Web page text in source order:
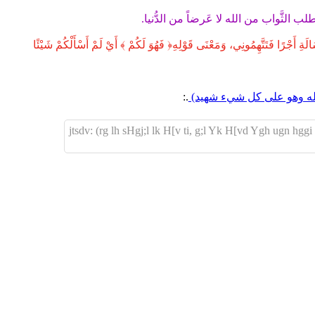
الثَّواب من الله لا عَرضاً من الدُّنيا.
أَجْرًا فَتَتَّهِمُونِي، وَمَعْنَى قَوْلِهِ﴿ فَهُوَ لَكُمْ ﴾ أَيْ لَمْ أَسْأَلْكُمْ شَيْئًا
وهو على كل شيء شهيد) .:
jtsdv: (rg lh sHgj;l lk H[v ti, g;l Yk H[vd Ygh ugn hggi